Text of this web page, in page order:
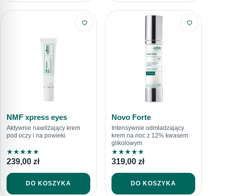
NMF xpress eyes
Aktywnie nawilżający krem
pod oczy i na powieki
★★★★★
239,00 zł
DO KOSZYKA
Novo Forte
Intensywnie odmładzający
krem na noc z 12% kwasem
glikolowym
★★★★★
319,00 zł
DO KOSZYKA